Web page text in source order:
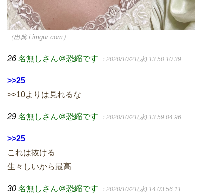
（出典 i.imgur.com）
26 名無しさん＠恐縮です ：2020/10/21(水) 13:50:10.39
>>25
>>10よりは見れるな
29 名無しさん＠恐縮です ：2020/10/21(水) 13:59:04.96
>>25
これは抜ける
生々しいから最高
30 名無しさん＠恐縮です ：2020/10/21(水) 14:03:56.11